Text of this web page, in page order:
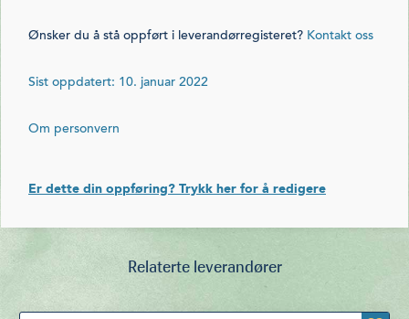
Ønsker du å stå oppført i leverandørregisteret? Kontakt oss
Sist oppdatert: 10. januar 2022
Om personvern
Er dette din oppføring? Trykk her for å redigere
Relaterte leverandører